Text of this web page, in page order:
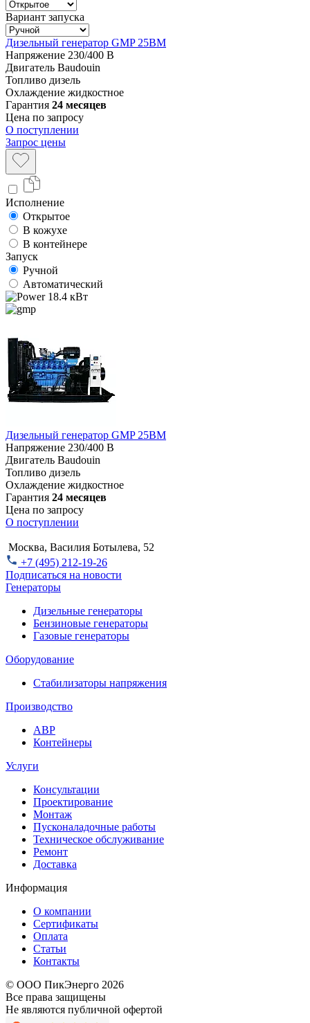
Вариант запуска
Дизельный генератор GMP 25BM
Напряжение 230/400 В
Двигатель Baudouin
Топливо дизель
Охлаждение жидкостное
Гарантия 24 месяцев
Цена по запросу
О поступлении
Запрос цены
Исполнение
Открытое
В кожухе
В контейнере
Запуск
Ручной
Автоматический
18.4 кВт
Дизельный генератор GMP 25BM
Напряжение 230/400 В
Двигатель Baudouin
Топливо дизель
Охлаждение жидкостное
Гарантия 24 месяцев
Цена по запросу
О поступлении
Москва, Василия Ботылева, 52
+7 (495) 212-19-26
Подписаться на новости
Генераторы
Дизельные генераторы
Бензиновые генераторы
Газовые генераторы
Оборудование
Стабилизаторы напряжения
Производство
АВР
Контейнеры
Услуги
Консультации
Проектирование
Монтаж
Пусконаладочные работы
Техническое обслуживание
Ремонт
Доставка
Информация
О компании
Сертификаты
Оплата
Статьи
Контакты
© ООО ПикЭнерго 2026
Все права защищены
Не являются публичной офертой